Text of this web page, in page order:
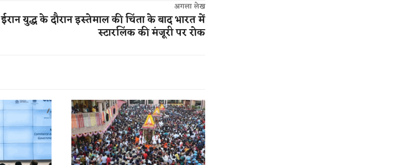
अगला लेख
ईरान युद्ध के दौरान इस्तेमाल की चिंता के बाद भारत में
स्टारलिंक की मंजूरी पर रोक